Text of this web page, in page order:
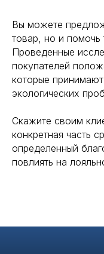
Вы можете
товар, но и
Проведенные
покупателей
которые
экологических
Скажите своим
конкретная часть
определенный
повлиять на